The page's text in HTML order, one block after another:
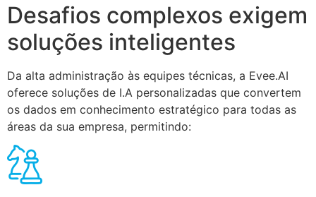
Desafios complexos exigem
soluções inteligentes
Da alta administração às equipes técnicas, a Evee.AI
oferece soluções de I.A personalizadas que convertem
os dados em conhecimento estratégico para todas as
áreas da sua empresa, permitindo: